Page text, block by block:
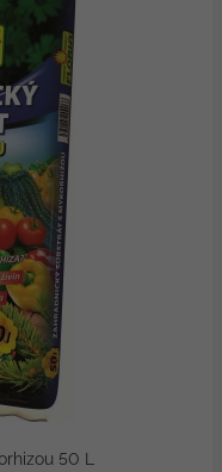
50 L